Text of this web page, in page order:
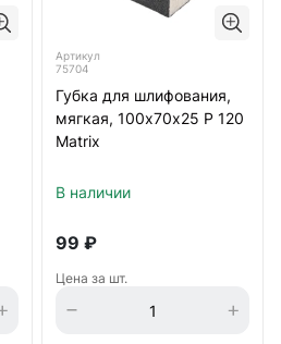
Артикул
75704
Губка для шлифования,
мягкая, 100х70х25 Р 120
Matrix
В наличии
99 ₽
Цена за шт.